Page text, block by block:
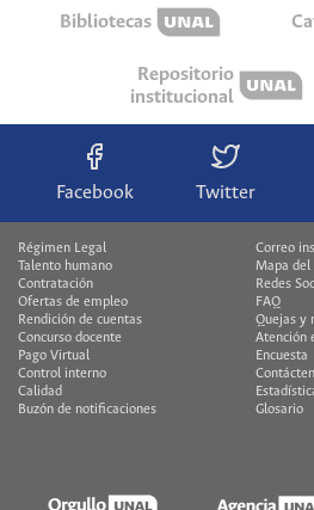
Bibliotecas
Repositorio
institucional
Facebook Twitter
Régimen Legal
Talento humano
Contratación
Ofertas de empleo
Rendición de cuentas
Concurso docente
Pago Virtual
Control interno
Calidad
Buzón de notificaciones
Correo
Mapa del
Redes
FAQ
Quejas y
Atención
Encuesta
Glosario